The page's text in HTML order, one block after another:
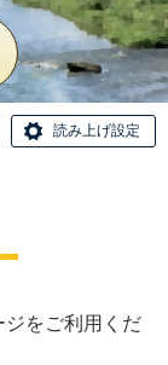
読み上げ設定
をご利用くだ